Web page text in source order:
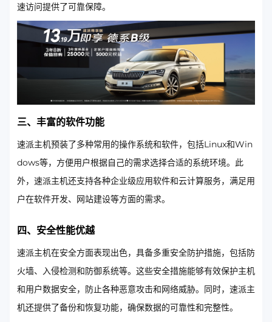
速访问提供了可靠保障。
三、丰富的软件功能
速派主机预装了多种常用的操作系统和软件，包括Linux和Win
dows等，方便用户根据自己的需求选择合适的系统环境。此
外，速派主机还支持各种企业级应用软件和云计算服务，满足用
户在软件开发、网站建设等方面的需求。
四、安全性能优越
速派主机在安全方面表现出色，具备多重安全防护措施，包括防
火墙、入侵检测和防御系统等。这些安全措施能够有效保护主机
和用户数据安全，防止各种恶意攻击和网络威胁。同时，速派主
机还提供了备份和恢复功能，确保数据的可靠性和完整性。